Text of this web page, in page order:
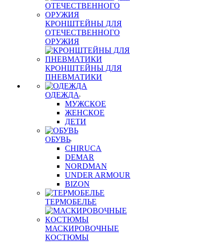
КРОНШТЕЙНЫ ДЛЯ
ОТЕЧЕСТВЕННОГО
ОРУЖИЯ
КРОНШТЕЙНЫ ДЛЯ
ПНЕВМАТИКИ
ОДЕЖДА
МУЖСКОЕ
ЖЕНСКОЕ
ДЕТИ
ОБУВЬ
CHIRUCA
DEMAR
NORDMAN
UNDER ARMOUR
BIZON
ТЕРМОБЕЛЬЕ
МАСКИРОВОЧНЫЕ
КОСТЮМЫ